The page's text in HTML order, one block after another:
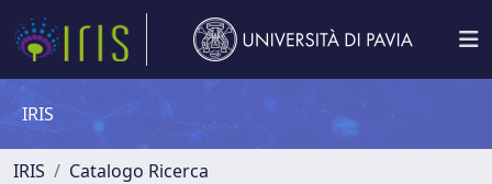
IRIS
IRIS
Catalogo Ricerca